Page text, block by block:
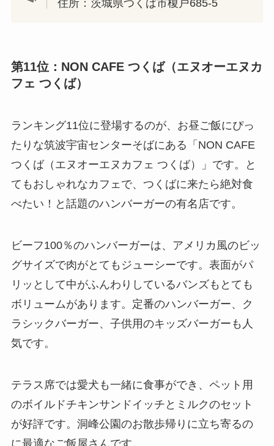
住所：茨城県つくば市榎戸685-5
第11位：NON CAFE つくば（エヌオーエヌカ
フェ つくば）
ランキング11位に登場するのが、お昼ご飯にぴっ
たりな筑波宇宙センターそばにある「NON CAFE
つくば（エヌオーエヌカフェ つくば）」です。と
てもおしゃれなカフェで、つくばに来たら絶対食
べたい！と話題のハンバーガーの有名店です。
ビーフ100％のハンバーガーは、アメリカ風のビッ
グサイズで肉がとてもジューシーです。表面がパ
リッとして中がふんわりしているバンズもとても
ボリュームがあります。定番のハンバーガー、ク
ラシックバーガー、子供用のキッズバーガーも人
気です。
テラス席では愛犬も一緒に食事ができ、ペット用
のボイルドチキンサンドイッチとミルクのセット
が好評です。洞峰公園のお散歩帰りに立ち寄るの
に最適なご飯屋さんです。